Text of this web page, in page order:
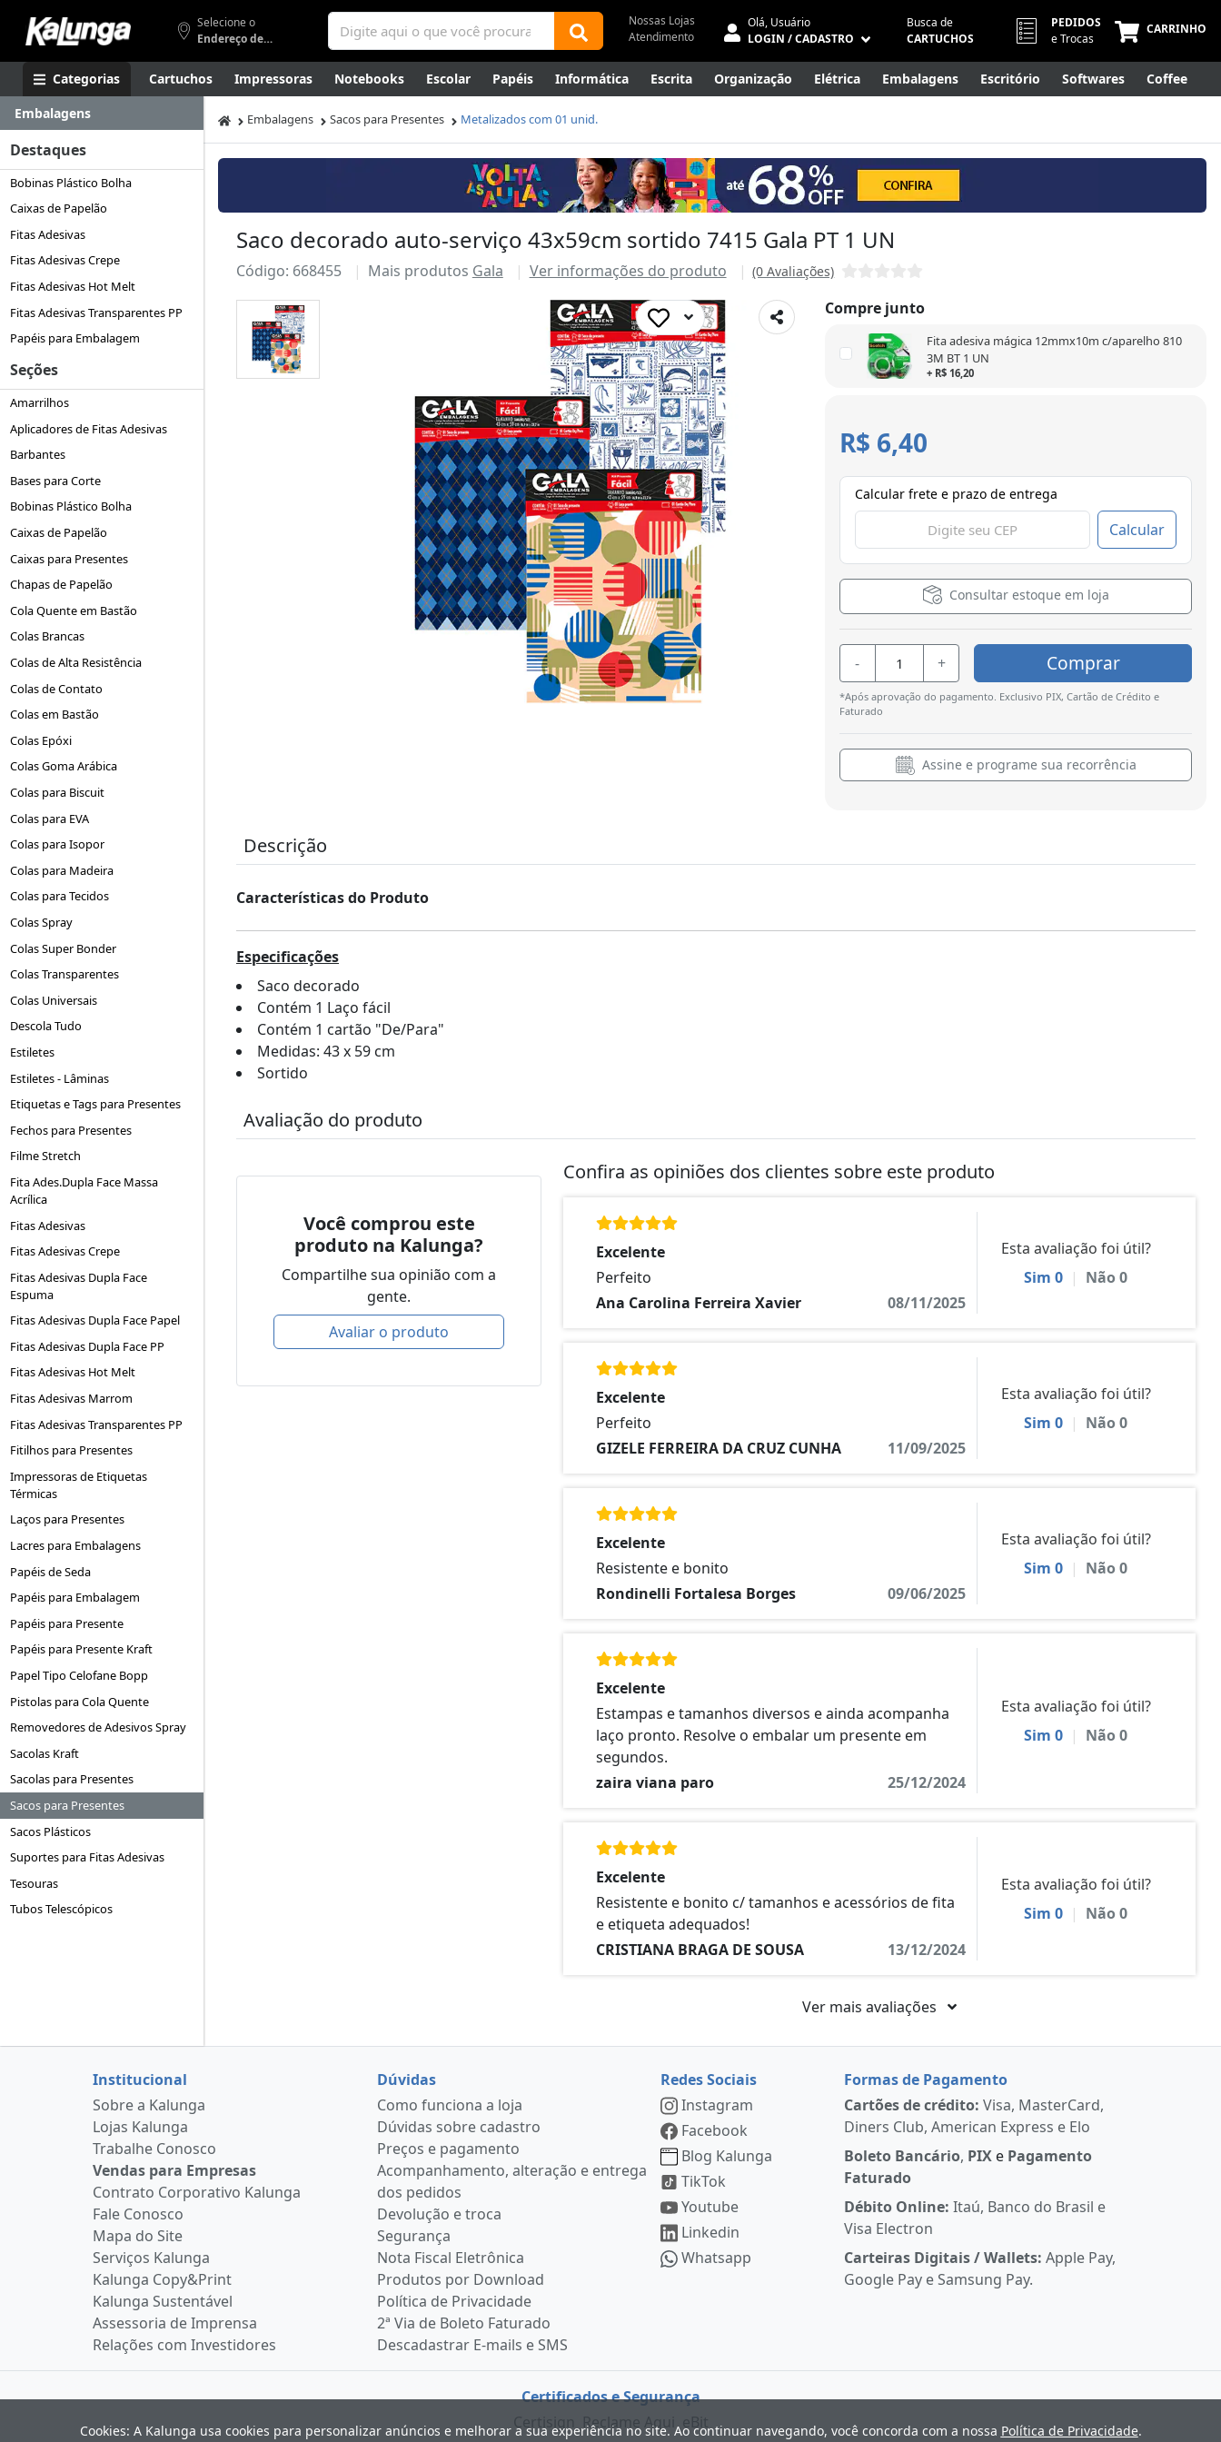
Selecione o
Endereço de entrega
Nossas Lojas
Atendimento
Olá, Usuário
LOGIN / CADASTRO
Busca de
CARTUCHOS
PEDIDOS
e Trocas
CARRINHO
Categorias Cartuchos Impressoras Notebooks Escolar Papéis Informática Escrita Organização Elétrica Embalagens Escritório Softwares Coffee
Apresentação Smartphones Artes Gamers Higiene Mídias Envelopes
Canetas Luxo
Outlet
Embalagens
Destaques
Bobinas Plástico Bolha
Caixas de Papelão
Fitas Adesivas
Fitas Adesivas Crepe
Fitas Adesivas Hot Melt
Fitas Adesivas Transparentes PP
Papéis para Embalagem
Seções
Amarrilhos
Aplicadores de Fitas Adesivas
Barbantes
Bases para Corte
Bobinas Plástico Bolha
Caixas de Papelão
Caixas para Presentes
Chapas de Papelão
Cola Quente em Bastão
Colas Brancas
Colas de Alta Resistência
Colas de Contato
Colas em Bastão
Colas Epóxi
Colas Goma Arábica
Colas para Biscuit
Colas para EVA
Colas para Isopor
Colas para Madeira
Colas para Tecidos
Colas Spray
Colas Super Bonder
Colas Transparentes
Colas Universais
Descola Tudo
Estiletes
Estiletes - Lâminas
Etiquetas e Tags para Presentes
Fechos para Presentes
Filme Stretch
Fita Ades.Dupla Face Massa
Acrílica
Fitas Adesivas
Fitas Adesivas Crepe
Fitas Adesivas Dupla Face
Espuma
Fitas Adesivas Dupla Face Papel
Fitas Adesivas Dupla Face PP
Fitas Adesivas Hot Melt
Fitas Adesivas Marrom
Fitas Adesivas Transparentes PP
Fitilhos para Presentes
Impressoras de Etiquetas
Térmicas
Laços para Presentes
Lacres para Embalagens
Papéis de Seda
Papéis para Embalagem
Papéis para Presente
Papéis para Presente Kraft
Papel Tipo Celofane Bopp
Pistolas para Cola Quente
Removedores de Adesivos Spray
Sacolas Kraft
Sacolas para Presentes
Sacos para Presentes
Sacos Plásticos
Suportes para Fitas Adesivas
Tesouras
Tubos Telescópicos
Embalagens Sacos para Presentes Metalizados com 01 unid.
Saco decorado auto-serviço 43x59cm sortido 7415 Gala PT 1 UN
Código: 668455 Mais produtos Gala Ver informações do produto (0 Avaliações)
Compre junto
Fita adesiva mágica 12mmx10m c/aparelho 810
3M BT 1 UN
+ R$ 16,20
R$ 6,40
Calcular frete e prazo de entrega
Calcular
Consultar estoque em loja
- + Comprar
*Após aprovação do pagamento. Exclusivo PIX, Cartão de Crédito e
Faturado
Assine e programe sua recorrência
Descrição
Características do Produto
Especificações
Saco decorado
Contém 1 Laço fácil
Contém 1 cartão "De/Para"
Medidas: 43 x 59 cm
Sortido
Avaliação do produto
Você comprou este
produto na Kalunga?
Compartilhe sua opinião com a
gente.
Avaliar o produto
Confira as opiniões dos clientes sobre este produto
Excelente
Perfeito
Ana Carolina Ferreira Xavier
08/11/2025
Esta avaliação foi útil?
Sim 0 | Não0
Excelente
Perfeito
GIZELE FERREIRA DA CRUZ CUNHA
11/09/2025
Esta avaliação foi útil?
Sim 0 | Não0
Excelente
Resistente e bonito
Rondinelli Fortalesa Borges
09/06/2025
Esta avaliação foi útil?
Sim 0 | Não0
Excelente
Estampas e tamanhos diversos e ainda acompanha
laço pronto. Resolve o embalar um presente em
segundos.
zaira viana paro
25/12/2024
Esta avaliação foi útil?
Sim 0 | Não0
Excelente
Resistente e bonito c/ tamanhos e acessórios de fita
e etiqueta adequados!
CRISTIANA BRAGA DE SOUSA
13/12/2024
Esta avaliação foi útil?
Sim 0 | Não0
Ver mais avaliações
Institucional
Sobre a Kalunga
Lojas Kalunga
Trabalhe Conosco
Vendas para Empresas
Contrato Corporativo Kalunga
Fale Conosco
Mapa do Site
Serviços Kalunga
Kalunga Copy&Print
Kalunga Sustentável
Assessoria de Imprensa
Relações com Investidores
Dúvidas
Como funciona a loja
Dúvidas sobre cadastro
Preços e pagamento
Acompanhamento, alteração e entrega
dos pedidos
Devolução e troca
Segurança
Nota Fiscal Eletrônica
Produtos por Download
Política de Privacidade
2ª Via de Boleto Faturado
Descadastrar E-mails e SMS
Redes Sociais
Instagram
Facebook
Blog Kalunga
TikTok
Youtube
Linkedin
Whatsapp
Formas de Pagamento
Cartões de crédito: Visa, MasterCard,
Diners Club, American Express e Elo
Boleto Bancário, PIX e Pagamento
Faturado
Débito Online: Itaú, Banco do Brasil e
Visa Electron
Carteiras Digitais / Wallets:Apple Pay,
Google Pay e Samsung Pay.
Certificados e Segurança
Certisign Reclame Aqui eBit
Cookies: A Kalunga usa cookies para personalizar anúncios e melhorar a sua experiência no site. Ao continuar navegando, você concorda com a nossa Política de Privacidade.